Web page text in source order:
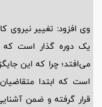
وی افزود: تغییر نیروی
یک دوره گذار است
می‌افتد؛ چرا که این
است که ابتدا
قرار گرفته و ضمن